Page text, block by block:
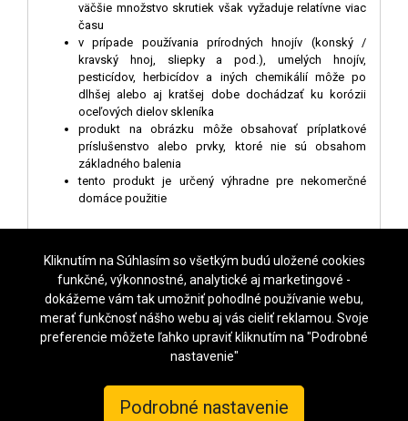
Kliknutím na Súhlasím so všetkým budú uložené cookies
funkčné, výkonnostné, analytické aj marketingové -
dokážeme vám tak umožniť pohodlné používanie webu,
merať funkčnosť nášho webu aj vás cieliť reklamou. Svoje
preferencie môžete ľahko upraviť kliknutím na "Podrobné
nastavenie"
Podrobné nastavenie
väčšie množstvo skrutiek však vyžaduje relatívne viac
času
v prípade používania prírodných hnojív (konský /
kravský hnoj, sliepky a pod.), umelých hnojív,
pesticídov, herbicídov a iných chemikálií môže po
dlhšej alebo aj kratšej dobe dochádzať ku korózii
oceľových dielov skleníka
produkt na obrázku môže obsahovať príplatkové
príslušenstvo alebo prvky, ktoré nie sú obsahom
základného balenia
tento produkt je určený výhradne pre nekomerčné
domáce použitie
NASTAVENIE COOKIES
KROFTAS Czech s.r.o. , Waltrova 1216/31, 318 00 Plzeň
+420 731 481 111, email info@sklenik.sk